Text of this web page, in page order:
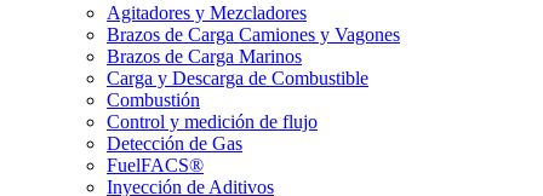
Agitadores y Mezcladores
Brazos de Carga Camiones y Vagones
Brazos de Carga Marinos
Carga y Descarga de Combustible
Combustión
Control y medición de flujo
Detección de Gas
FuelFACS®
Inyección de Aditivos